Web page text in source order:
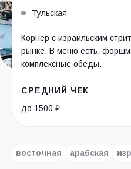
Тульская
Корнер с израильским
рынке. В меню есть,
комплексные обеды.
СРЕДНИЙ ЧЕК
до 1500 ₽
восточная арабская